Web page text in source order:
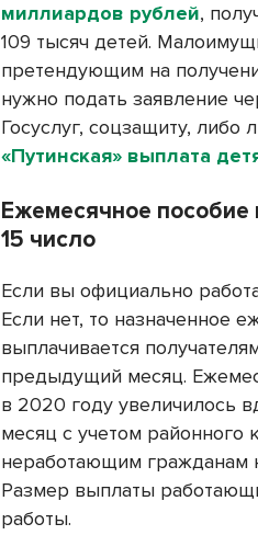
миллиардов рублей,
109 тысяч детей.
претендующим на
нужно подать заявление
Госуслуг, соцзащиту,
«Путинская» выплата
Ежемесячное пособие
15 число
Если вы официально
Если нет, то назначенное
выплачивается
предыдущий месяц.
в 2020 году увеличилось
месяц с учетом районного
неработающим гражданам
Размер выплаты
работы.